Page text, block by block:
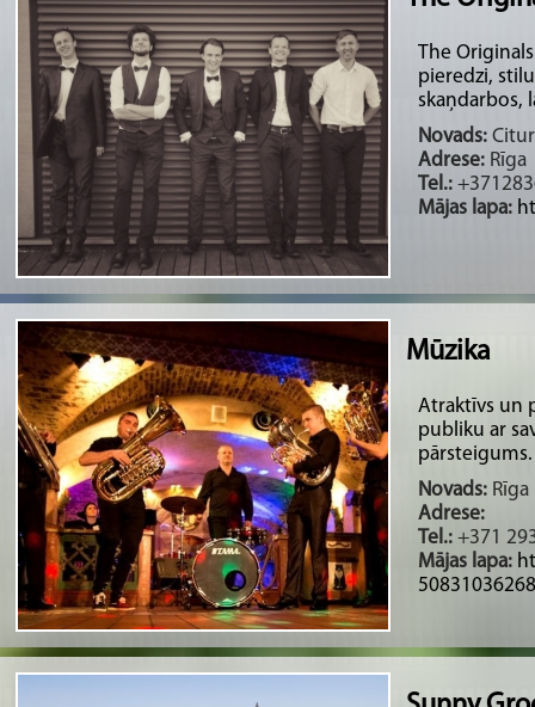
The
pieredzi,
skaņdarbos,
Novads: Citur
Adrese: Rīga
Tel.:
Mājas lapa:
Mūzika
Atraktīvs un
publiku ar
pārsteigums.
Novads:
Adrese:
Tel.: +371
Mājas lapa: